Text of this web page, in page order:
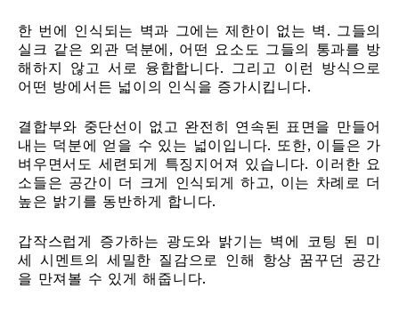
한 번에 인식되는 벽과 그에는 제한이 없는 벽. 그들의
실크 같은 외관 덕분에, 어떤 요소도 그들의 통과를 방
해하지 않고 서로 융합합니다. 그리고 이런 방식으로
어떤 방에서든 넓이의 인식을 증가시킵니다.
결합부와 중단선이 없고 완전히 연속된 표면을 만들어
내는 덕분에 얻을 수 있는 넓이입니다. 또한, 이들은 가
벼우면서도 세련되게 특징지어져 있습니다. 이러한 요
소들은 공간이 더 크게 인식되게 하고, 이는 차례로 더
높은 밝기를 동반하게 합니다.
갑작스럽게 증가하는 광도와 밝기는 벽에 코팅 된 미
세 시멘트의 세밀한 질감으로 인해 항상 꿈꾸던 공간
을 만져볼 수 있게 해줍니다.